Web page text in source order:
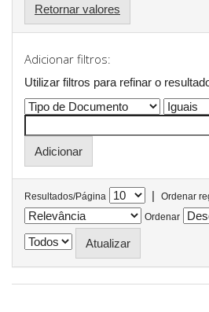
Retornar valores
Adicionar filtros:
Utilizar filtros para refinar o
Resultados/Página |
Ordenar
Ordenar